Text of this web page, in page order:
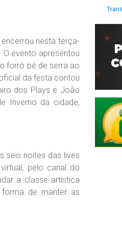
nesta terça-
evento apresentou
forró pé de serra ao
da festa contou
dos Plays e João
Inverno da cidade,
seis noites das lives
pelo canal do
a classe artística
de manter as